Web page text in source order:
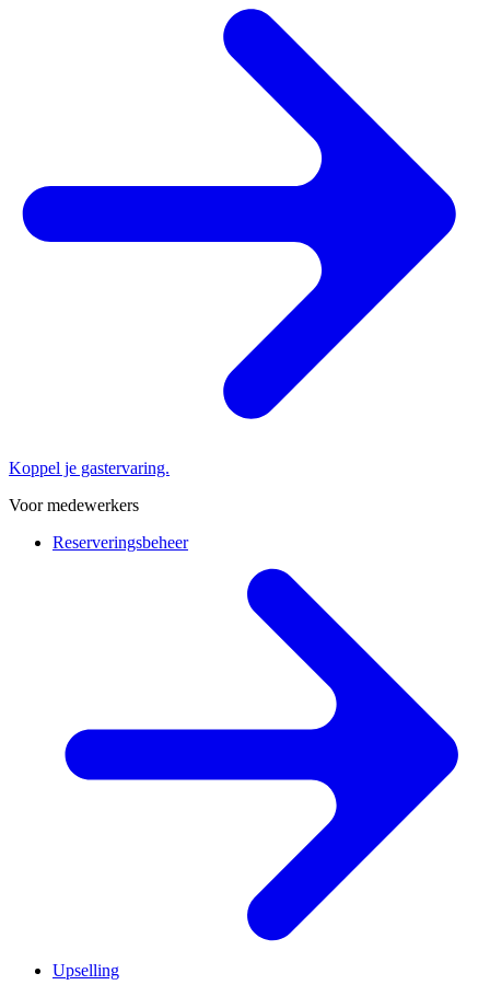
Koppel je gastervaring.
Voor medewerkers
Reserveringsbeheer
Upselling